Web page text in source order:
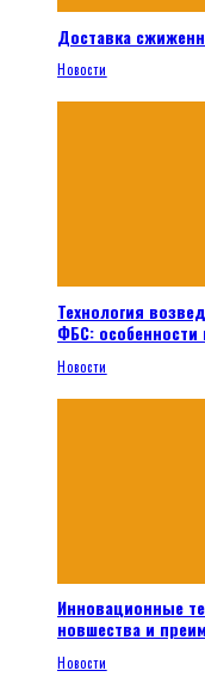
Доставка
Новости
Технология
ФБС: особенности
Новости
Инновационные
новшества и
Новости